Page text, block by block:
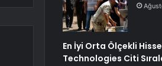
En İyi Orta Ölçekli
Technologies Citi